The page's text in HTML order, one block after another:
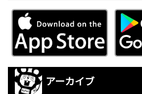
アーカイブ